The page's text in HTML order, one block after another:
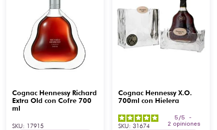
Cognac Hennessy Richard
Extra Old con Cofre 700
ml
SKU: 17915
Cognac Hennessy X.O.
700ml con Hielera
5 /5
-
2 opiniones
SKU: 31674